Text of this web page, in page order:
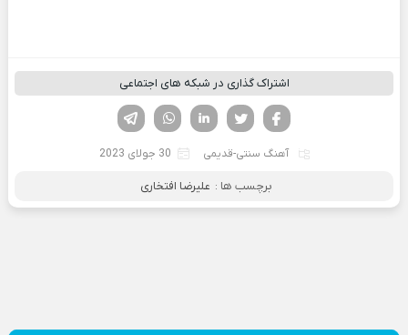
اشتراک گذاری در شبکه های اجتماعی
لینکدین تویتر
فیسوک
آهنگ سنتی-قدیمی 30 جولای 2023
برچسب ها : علیرضا افتخاری